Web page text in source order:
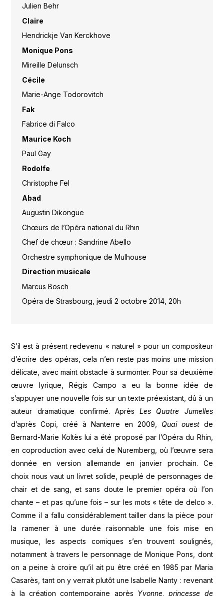
Julien Behr
Claire
Hendrickje Van Kerckhove
Monique Pons
Mireille Delunsch
Cécile
Marie-Ange Todorovitch
Fak
Fabrice di Falco
Maurice Koch
Paul Gay
Rodolfe
Christophe Fel
Abad
Augustin Dikongue
Chœurs de l’Opéra national du Rhin
Chef de chœur : Sandrine Abello
Orchestre symphonique de Mulhouse
Direction musicale
Marcus Bosch
Opéra de Strasbourg, jeudi 2 octobre 2014, 20h
S’il est à présent redevenu « naturel » pour un compositeur
d’écrire des opéras, cela n’en reste pas moins une mission
délicate, avec maint obstacle à surmonter. Pour sa deuxième
œuvre lyrique, Régis Campo a eu la bonne idée de
s’appuyer une nouvelle fois sur un texte préexistant, dû à un
auteur dramatique confirmé. AprèsLes Quatre Jumelles
d’après Copi, créé à Nanterre en 2009, Quai ouestde
Bernard-Marie Koltès lui a été proposé par l’Opéra du Rhin,
en coproduction avec celui de Nuremberg, où l’œuvre sera
donnée en version allemande en janvier prochain. Ce
choix nous vaut un livret solide, peuplé de personnages de
chair et de sang, et sans doute le premier opéra où l’on
chante – et pas qu’une fois – sur les mots « tête de delco ».
Comme il a fallu considérablement tailler dans la pièce pour
la ramener à une durée raisonnable une fois mise en
musique, les aspects comiques s’en trouvent soulignés,
notamment à travers le personnage de Monique Pons, dont
on a peine à croire qu’il ait pu être créé en 1985 par Maria
Casarès, tant on y verrait plutôt une Isabelle Nanty : revenant
à la création contemporaine après Yvonne, princesse de